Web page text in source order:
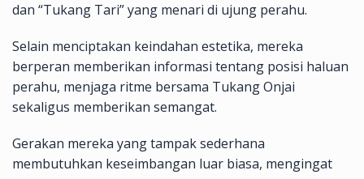
dan “Tukang Tari” yang menari di ujung perahu.
Selain menciptakan keindahan estetika, mereka
berperan memberikan informasi tentang posisi haluan
perahu, menjaga ritme bersama Tukang Onjai
sekaligus memberikan semangat.
Gerakan mereka yang tampak sederhana
membutuhkan keseimbangan luar biasa, mengingat